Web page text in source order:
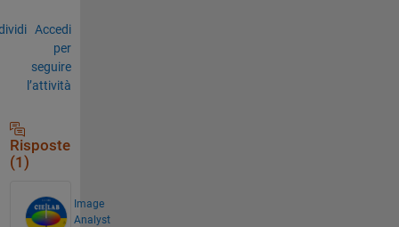
Accedi
per
seguire
l’attività
Risposte
(1)
Image
Analyst